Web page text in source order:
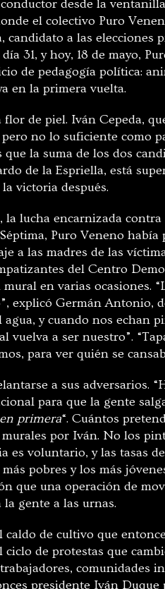
desde la
el colectivo Puro
candidato a las elecciones
31, y hoy, 18 de mayo,
de pedagogía política:
en la primera vuelta.
flor de piel. Iván Cepeda,
no lo suficiente como
que la suma de los dos
de la Espriella, está
victoria después.
la lucha encarnizada
Puro Veneno había
a las madres de las
del Centro
en varias ocasiones.
explicó Germán Antonio,
y cuando nos echan
vuelva a ser nuestro”.
para ver quién se
a sus adversarios.
para que la gente
primera“. Cuántos
por Iván. No los
es voluntario, y las tasas
pobres y los más
que una operación de
gente a las urnas.
de cultivo que
de protestas que
comunidades
presidente Iván